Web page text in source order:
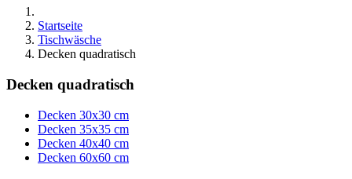
Startseite
Tischwäsche
Decken quadratisch
Decken quadratisch
Decken 30x30 cm
Decken 35x35 cm
Decken 40x40 cm
Decken 60x60 cm